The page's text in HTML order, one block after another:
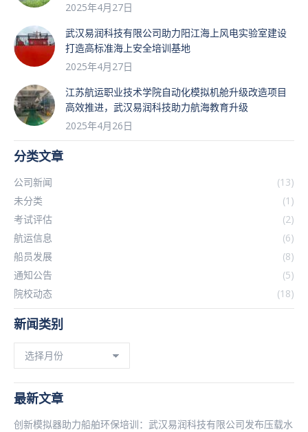
2025年4月27日
武汉易润科技有限公司助力阳江海上风电实验室建设
打造高标准海上安全培训基地
2025年4月27日
江苏航运职业技术学院自动化模拟机舱升级改造项目
高效推进，武汉易润科技助力航海教育升级
2025年4月26日
分类文章
公司新闻
(13)
未分类
(1)
考试评估
(2)
航运信息
(6)
船员发展
(8)
通知公告
(5)
院校动态
(18)
新闻类别
类
别
最新文章
创新模拟器助力船舶环保培训：武汉易润科技有限公司发布压载水